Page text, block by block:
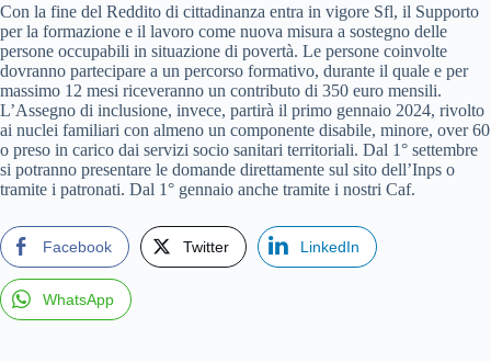
Con la fine del Reddito di cittadinanza entra in vigore Sfl, il Supporto
per la formazione e il lavoro come nuova misura a sostegno delle
persone occupabili in situazione di povertà. Le persone coinvolte
dovranno partecipare a un percorso formativo, durante il quale e per
massimo 12 mesi riceveranno un contributo di 350 euro mensili.
L’Assegno di inclusione, invece, partirà il primo gennaio 2024, rivolto
ai nuclei familiari con almeno un componente disabile, minore, over 60
o preso in carico dai servizi socio sanitari territoriali. Dal 1° settembre
si potranno presentare le domande direttamente sul sito dell’Inps o
tramite i patronati. Dal 1° gennaio anche tramite i nostri Caf.
Facebook Twitter LinkedIn
WhatsApp